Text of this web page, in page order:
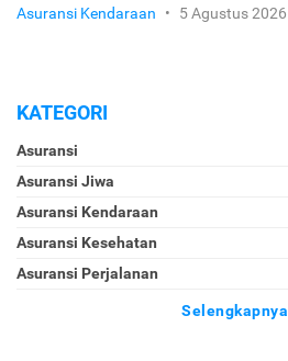
Asuransi Kendaraan • 5 Agustus 2026
KATEGORI
Asuransi
Asuransi Jiwa
Asuransi Kendaraan
Asuransi Kesehatan
Asuransi Perjalanan
Selengkapnya